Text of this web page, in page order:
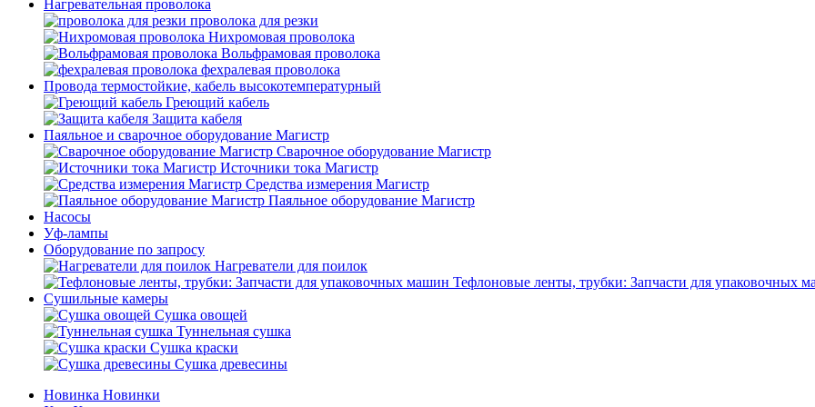
Нагревательная проволока
проволока для резки
Нихромовая проволока
Вольфрамовая проволока
фехралевая проволока
Провода термостойкие, кабель высокотемпературный
Греющий кабель
Защита кабеля
Паяльное и сварочное оборудование Магистр
Сварочное оборудование Магистр
Источники тока Магистр
Средства измерения Магистр
Паяльное оборудование Магистр
Насосы
Уф-лампы
Оборудование по запросу
Нагреватели для поилок
Тефлоновые ленты, трубки: Запчасти для упаковочных
Сушильные камеры
Сушка овощей
Туннельная сушка
Сушка краски
Сушка древесины
Новинка Новинки